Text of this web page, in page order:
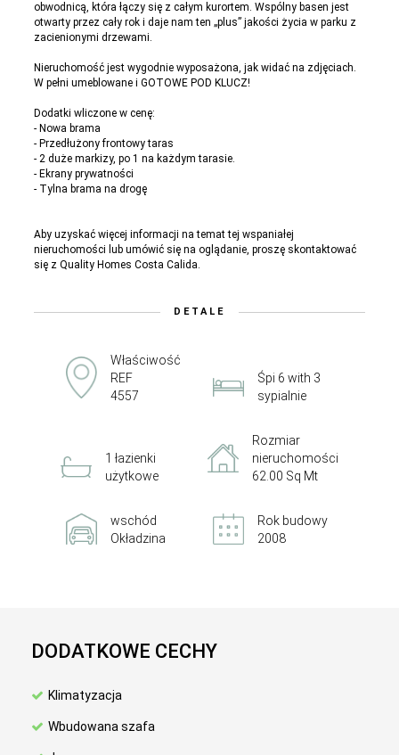
obwodnicą, która łączy się z całym kurortem. Wspólny basen jest
otwarty przez cały rok i daje nam ten „plus” jakości życia w parku z
zacienionymi drzewami.
Nieruchomość jest wygodnie wyposażona, jak widać na zdjęciach.
W pełni umeblowane i GOTOWE POD KLUCZ!
Dodatki wliczone w cenę:
- Nowa brama
- Przedłużony frontowy taras
- 2 duże markizy, po 1 na każdym tarasie.
- Ekrany prywatności
- Tylna brama na drogę
Aby uzyskać więcej informacji na temat tej wspaniałej
nieruchomości lub umówić się na oglądanie, proszę skontaktować
się z Quality Homes Costa Calida.
DETALE
Właściwość
REF
4557
Śpi 6 with 3
sypialnie
1 łazienki
użytkowe
Rozmiar
nieruchomości
62.00 Sq Mt
wschód
Okładzina
Rok budowy
2008
DODATKOWE CECHY
Klimatyzacja
Wbudowana szafa